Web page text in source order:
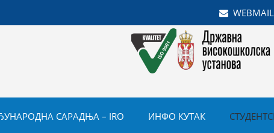
WEBMAIL
САРАДЊА – IRO ИНФО КУТАК